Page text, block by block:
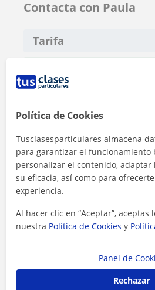
Contacta con Paula
Tarifa
Al hacer clic, aceptas nuestroaviso legal
Política de Cookies
Tusclasesparticulares almacena
para garantizar el funcionamiento
personalizar el contenido,
su eficacia, así como para
experiencia.
Al hacer clic en “Aceptar”, aceptas
nuestra Política de Cookies y
Panel de
Rechazar